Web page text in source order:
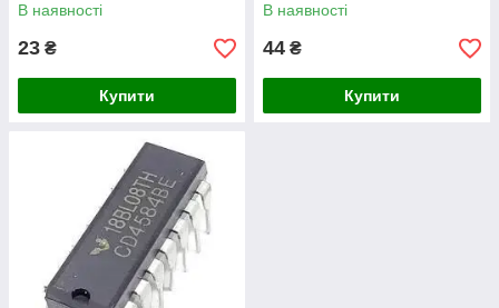
В наявності
23 ₴
Купити
В наявності
44 ₴
Купити